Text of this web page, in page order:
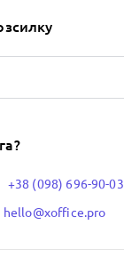
+38 (098) 696-90-03
hello@xoffice.pro